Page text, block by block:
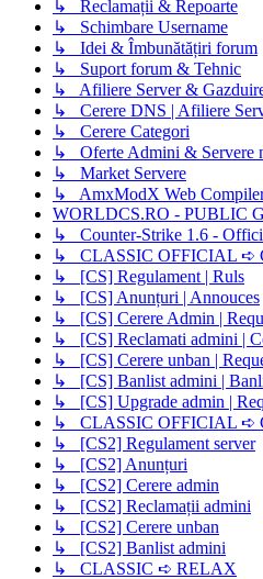
↳ Reclamații & Repoarte
↳ Schimbare Username
↳ Idei & Îmbunătățiri forum
↳ Suport forum & Tehnic
↳ Afiliere Server &
↳ Cerere DNS | Afiliere
↳ Cerere Categori
↳ Oferte Admini & Servere
↳ Market Servere
↳ AmxModX Web
WORLDCS.RO - PUBLIC
↳ Counter-Strike 1.6 -
↳ CLASSIC OFFICIAL ➪
↳ [CS] Regulament | Ruls
↳ [CS] Anunțuri | Annouces
↳ [CS] Cerere Admin |
↳ [CS] Reclamati admini |
↳ [CS] Cerere unban |
↳ [CS] Banlist admini |
↳ [CS] Upgrade admin |
↳ CLASSIC OFFICIAL ➪
↳ [CS2] Regulament server
↳ [CS2] Anunțuri
↳ [CS2] Cerere admin
↳ [CS2] Reclamații admini
↳ [CS2] Cerere unban
↳ [CS2] Banlist admini
↳ CLASSIC ➪ RELAX